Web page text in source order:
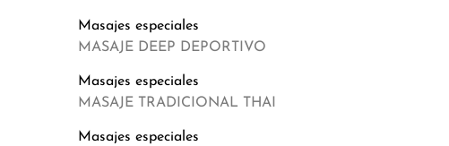
Masajes especiales
MASAJE DEEP DEPORTIVO
Masajes especiales
MASAJE TRADICIONAL THAI
Masajes especiales